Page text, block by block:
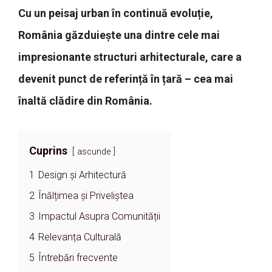
Cu un peisaj urban în continuă evoluție,
România găzduiește una dintre cele mai
impresionante structuri arhitecturale, care a
devenit punct de referință în țară – cea mai
înaltă clădire din România.
Cuprins ascunde
1
Design și Arhitectură
2
Înălțimea și Priveliștea
3
Impactul Asupra Comunității
4 Relevanța Culturală
5
Întrebări frecvente